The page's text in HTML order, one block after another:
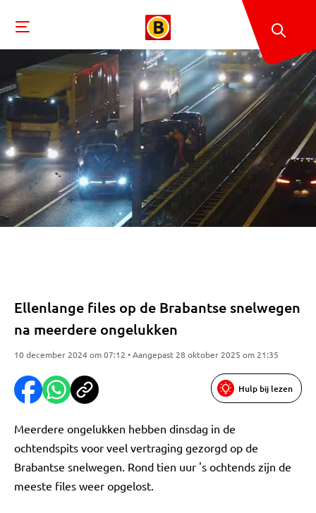
Ellenlange files op de Brabantse snelwegen
na meerdere ongelukken
10 december 2024 om 07:12 • Aangepast 28 oktober 2025 om 21:35
Hulp bij lezen
Meerdere ongelukken hebben dinsdag in de
ochtendspits voor veel vertraging gezorgd op de
Brabantse snelwegen. Rond tien uur 's ochtends zijn de
meeste files weer opgelost.